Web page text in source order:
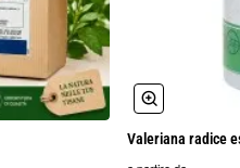
Valeriana radice